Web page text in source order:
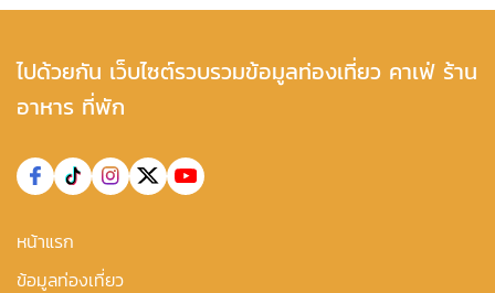
ไปด้วยกัน เว็บไซต์รวบรวมข้อมูลท่องเที่ยว คาเฟ่ ร้าน
อาหาร ที่พัก
หน้าแรก
ข้อมูลท่องเที่ยว